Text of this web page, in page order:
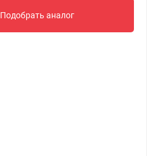
Подобрать аналог